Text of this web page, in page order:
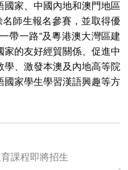
國家、中國內地和澳門地區
師生報名參賽，並取得優
帶一路”及粵港澳大灣區建
家的友好經貿關係、促進中
學、激發本澳及內地高等院
國家學生學習漢語興趣等方
課程即將招生